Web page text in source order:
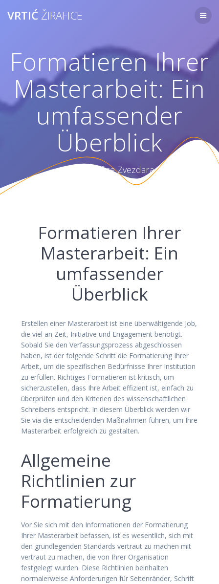
VRTIĆ ŽIRAFICE
Formatieren Ihrer
Masterarbeit: Ein
umfassender
Überblick
Vrtić Žirafice Zvezdara
Formatieren Ihrer
Masterarbeit: Ein
umfassender
Überblick
Erstellen einer Masterarbeit ist eine überwältigende Job,
die viel an Zeit, Initiative und Engagement benötigt.
Sobald Sie den Verfassungsprozess abgeschlossen
haben, ist der folgende Schritt die Formatierung Ihrer
Arbeit, um die spezifischen Bedürfnisse Ihrer Institution
zu erfüllen. Richtiges Formatieren ist kritisch, um
sicherzustellen, dass Ihre Arbeit effizient ist, einfach zu
überprüfen und den Kriterien des wissenschaftlichen
Schreibens entspricht. In diesem Überblick werden wir
Sie via die entscheidenden Maßnahmen führen, um Ihre
Masterarbeit erfolgreich zu gestalten.
Allgemeine
Richtlinien zur
Formatierung
Vor Sie sich mit den Informationen der Formatierung
Ihrer Masterarbeit befassen, ist es wesentlich, sich mit
den grundlegenden Standards vertraut zu machen mit
vertraut zu machen, die von Ihrer Organisation
festgelegt wurden. Diese Richtlinien beinhalten
normalerweise Anforderungen für Seitenränder, Schrift